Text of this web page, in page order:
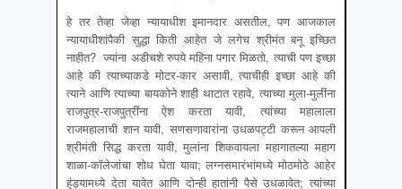
हे तर तेव्हा जेव्हा न्यायाधीश इमानदार असतील, पण आजकाल
न्यायाधीशांपैकी सुद्धा किती आहेत जे लगेच श्रीमंत बनू इच्छित
नाहीत? ज्यांना अडीचशे रुपये महिना पगार मिळतो, त्याची पण इच्छा
आहे की त्याच्याकडे मोटर-कार असावी, त्याचीही इच्छा आहे की
त्याने आणि त्याच्या बायकोने शाही थाटात रहावे, त्याच्या मुला-मुलींना
राजपुत्र-राजपुत्रींना ऐश करता यावी, त्यांच्या महालाला
राजमहालाची शान यावी, सणसणावारांना उधळपट्टी करून आपली
श्रीमंती सिद्ध करता यावी, मुलांना शिकवायला महागातल्या महाग
शाळा-कॉलेजांचा शोध घेता यावा; लग्नसमारंभांमध्ये मोठमोठे आहेर
हुंड्यामध्ये देता यावेत आणि दोन्ही हातांनी पैसे उधळावेत; त्यांच्या